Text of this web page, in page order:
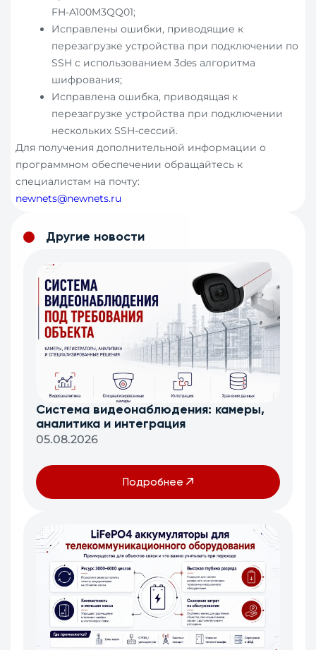
FH-A100M3QQ01;
Исправлены ошибки, приводящие к
перезагрузке устройства при подключении по
SSH с использованием 3des алгоритма
шифрования;
Исправлена ошибка, приводящая к
перезагрузке устройства при подключении
нескольких SSH-сессий.
Для получения дополнительной информации о
программном обеспечении обращайтесь к
специалистам на почту:
newnets@newnets.ru
Другие новости
Система видеонаблюдения: камеры,
аналитика и интеграция
05.08.2026
Подробнее